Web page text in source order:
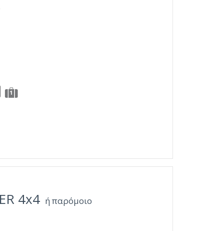
1
4x4 ή παρόμοιο